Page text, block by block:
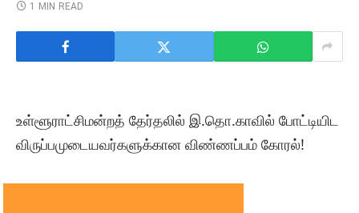
1 MIN READ
உள்ளூராட்சிமன்றத் தேர்தலில் இ.தொ.காவில் போட்டியிட
விருப்பமுடையவர்களுக்கான விண்ணப்பம் கோரல்!